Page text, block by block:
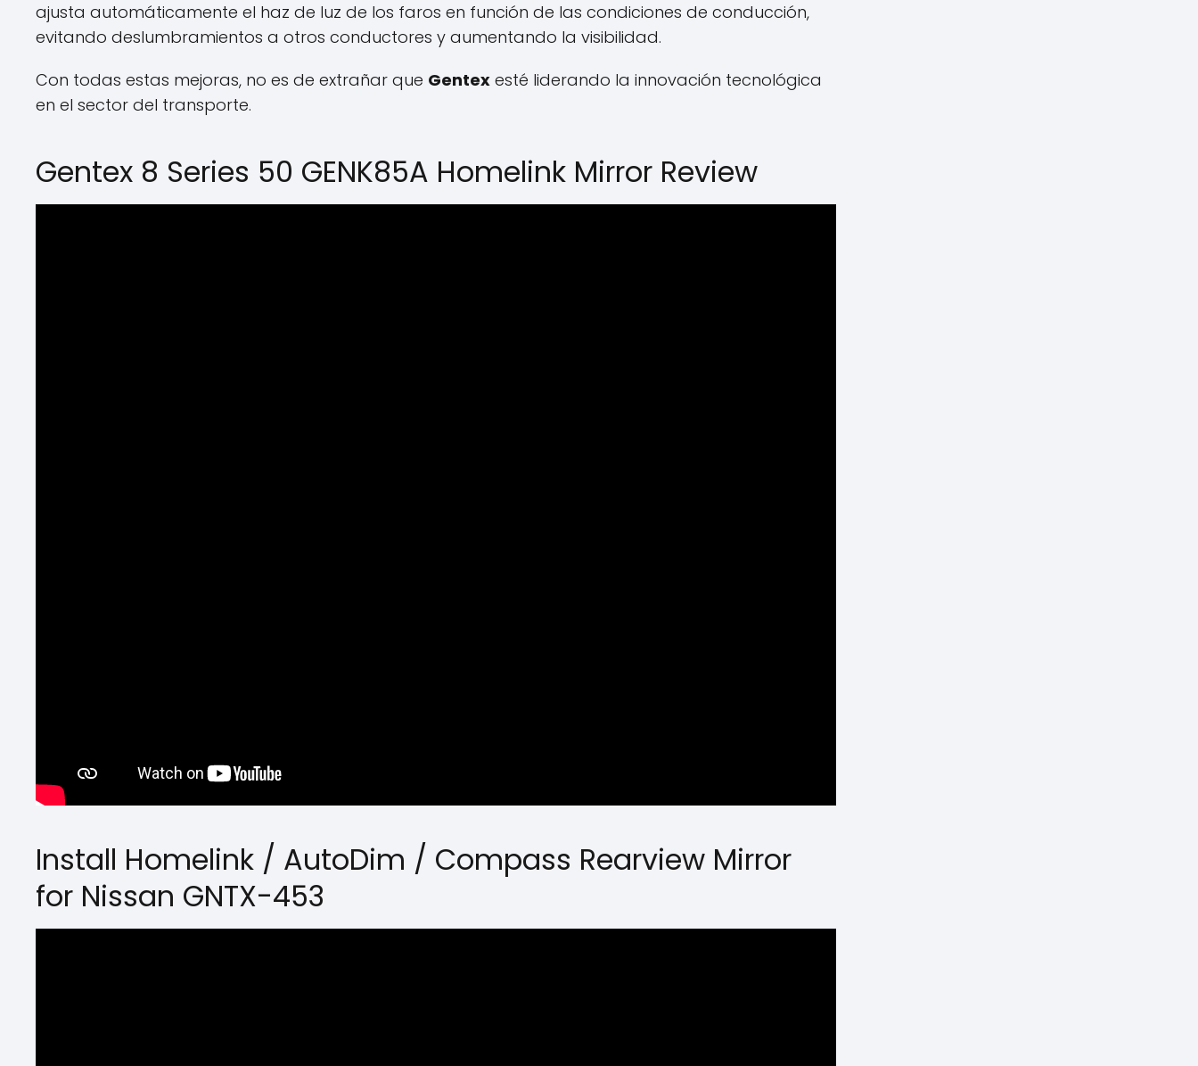
ajusta automáticamente el haz de luz de los faros en función de las condiciones de conducción,
evitando deslumbramientos a otros conductores y aumentando la visibilidad.
Con todas estas mejoras, no es de extrañar que Gentex esté liderando la innovación tecnológica
en el sector del transporte.
Gentex 8 Series 50 GENK85A Homelink Mirror Review
Install Homelink / AutoDim / Compass Rearview Mirror
for Nissan GNTX-453